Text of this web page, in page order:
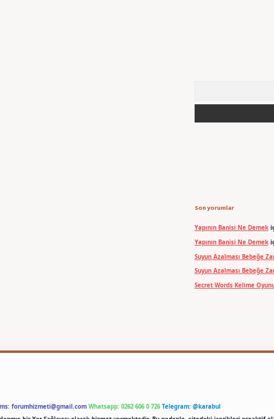
Son yorumlar
Yapının Banisi Ne Demek
Yapının Banisi Ne Demek
Suyun Azalması Bebeğe
Suyun Azalması Bebeğe
Secret Words Kelime
forumhizmeti@gmail.com Whatsapp: 0262 606 0 726 Telegram: @karabul